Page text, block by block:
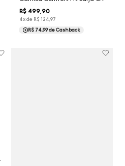
R$ 499,90
4x de R$ 124,97
R$ 74,99de Cashback